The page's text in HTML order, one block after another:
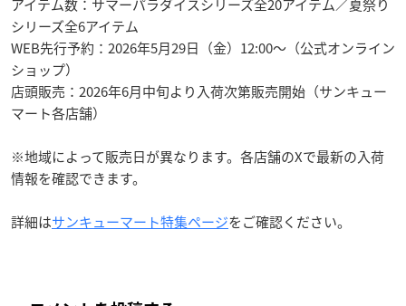
アイテム数：サマーパラダイスシリーズ全20アイテム／夏祭り
シリーズ全6アイテム
WEB先行予約：2026年5月29日（金）12:00〜（公式オンライン
ショップ）
店頭販売：2026年6月中旬より入荷次第販売開始（サンキュー
マート各店舗）
※地域によって販売日が異なります。各店舗のXで最新の入荷
情報を確認できます。
詳細はサンキューマート特集ページをご確認ください。